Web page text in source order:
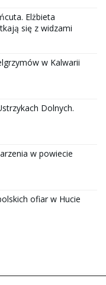
Elżbieta
się z widzami
w Kalwarii
Dolnych.
w powiecie
ofiar w Hucie